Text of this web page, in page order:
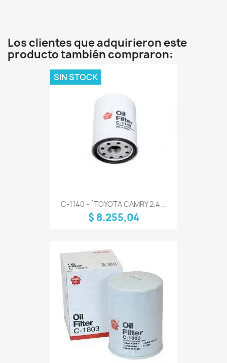
Los clientes que adquirieron este
producto también compraron:
C-1140 - [TOYOTA CAMRY 2.4...
$ 8.255,04
SIN STOCK